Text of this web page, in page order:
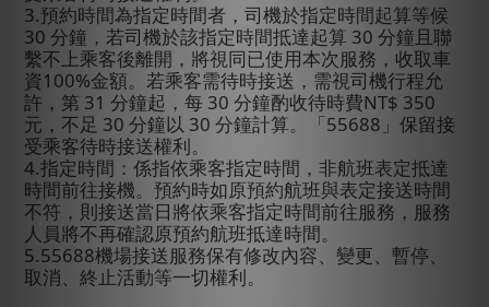
3.預約時間為指定時間者，司機於指定時間起算等候
30 分鐘，若司機於該指定時間抵達起算 30 分鐘且聯
繫不上乘客後離開，將視同已使用本次服務，收取車
資100%金額。若乘客需待時接送，需視司機行程允
許，第 31 分鐘起，每30 分鐘酌收待時費NT$ 350
元，不足 30 分鐘以 30 分鐘計算。「55688 」保留接
受乘客待時接送權利。
4.指定時間：係指依乘客指定時間，非航班表定抵達
時間前往接機。預約時如原預約航班與表定接送時間
不符，則接送當日將依乘客指定時間前往服務，服務
人員將不再確認原預約航班抵達時間。
5.55688機場接送服務保有修改內容、變更、暫停、
取消、終止活動等一切權利。